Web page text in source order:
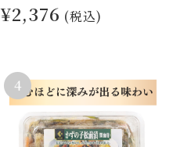
¥2,376 (税込)